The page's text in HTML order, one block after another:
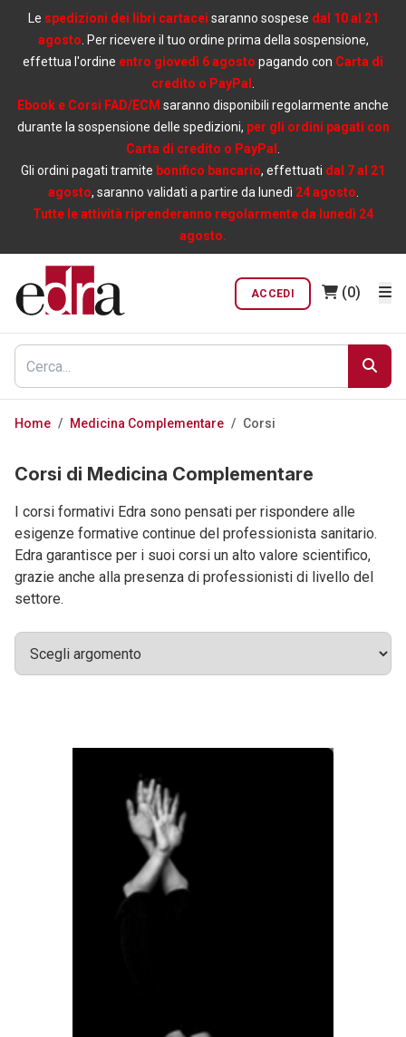
Le spedizioni dei libri cartacei saranno sospese dal 10 al 21
agosto . Per ricevere il tuo ordine prima della sospensione,
effettua l'ordine entro giovedì 6 agosto pagando con Carta di
credito o PayPal
Ebook e Corsi FAD/ECM saranno disponibili regolarmente anche
durante la sospensione delle spedizioni, per gli ordini pagati con
Carta di credito o PayPal
Gli ordini pagati tramite bonifico bancario, effettuati dal 7 al 21
agosto, saranno validati a partire da lunedì 24 agosto
Tutte le attività riprenderanno regolarmente da lunedì 24
agosto.
ACCEDI (0)
Home / Medicina Complementare / Corsi
Corsi di Medicina Complementare
I corsi formativi Edra sono pensati per rispondere alle
esigenze formative continue del professionista sanitario.
Edra garantisce per i suoi corsi un alto valore scientifico,
grazie anche alla presenza di professionisti di livello del
settore.